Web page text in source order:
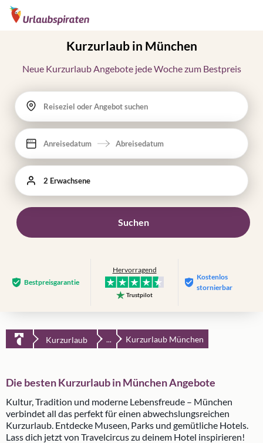
Kurzurlaub in München
Neue Kurzurlaub Angebote jede Woche zum Bestpreis
Reiseziel oder Angebot suchen
Anreisedatum Abreisedatum
2 Erwachsene
Suchen
Bestpreis­garantie
Hervorragend
Trustpilot
Kostenlos
stornierbar
Kurzurlaub ... Kurzurlaub München
Die besten Kurzurlaub in München Angebote
Kultur, Tradition und moderne Lebensfreude – München
verbindet all das perfekt für einen abwechslungsreichen
Kurzurlaub. Entdecke Museen, Parks und gemütliche Hotels.
Lass dich jetzt von Travelcircus zu deinem Hotel inspirieren!